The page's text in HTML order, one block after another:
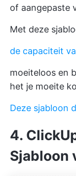
of aangepaste
Met deze
de capaciteit
moeiteloos en
het je moeite
Deze sjabloon
4.
Sjabloon